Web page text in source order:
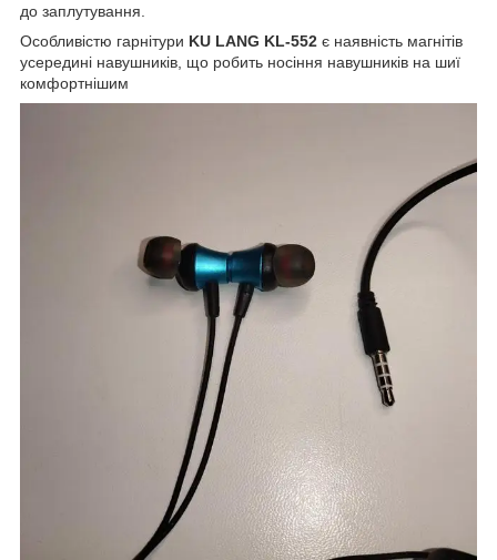
до заплутування.
Особливістю гарнітури KU LANG KL-552 є наявність магнітів
усередині навушників, що робить носіння навушників на шиї
комфортнішим